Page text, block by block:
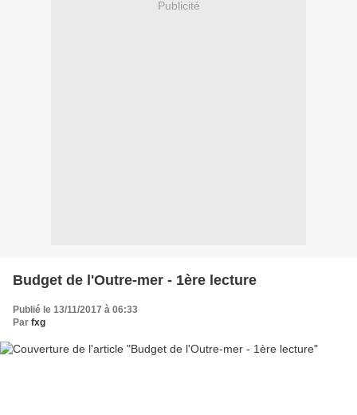
Publicité
Budget de l'Outre-mer - 1ère lecture
Publié le 13/11/2017 à 06:33
Par fxg